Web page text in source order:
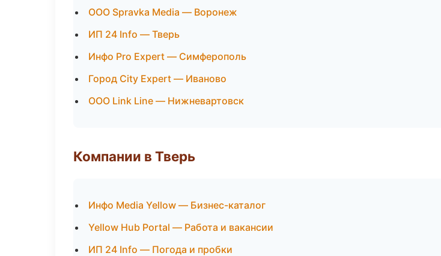
ООО Spravka Media — Воронеж
ИП 24 Info — Тверь
Инфо Pro Expert — Симферополь
Город City Expert — Иваново
ООО Link Line — Нижневартовск
Компании в Тверь
Инфо Media Yellow — Бизнес-каталог
Yellow Hub Portal — Работа и вакансии
ИП 24 Info — Погода и пробки